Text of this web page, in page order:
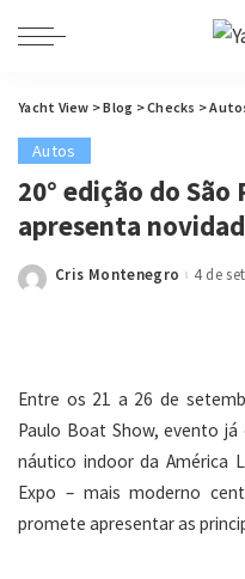
Yacht View >Blog >Checks >
Autos
20° edição do
apresenta
Posted
Cris Montenegro 4 de
Entre os 21 a 26 de
Paulo Boat Show, evento
náutico indoor da América
Expo – mais moderno
promete apresentar as